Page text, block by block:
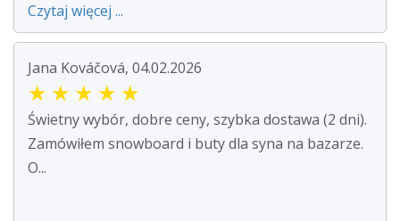
Czytaj więcej ...
Jana Kováčová, 04.02.2026
★ ★ ★ ★ ★
Świetny wybór, dobre ceny, szybka dostawa (2 dni).
Zamówiłem snowboard i buty dla syna na bazarze.
O...